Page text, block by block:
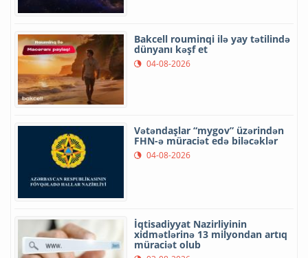
Bakcell rouminqi ilə yay tətilində
dünyanı kəşf et
04-08-2026
Vətəndaşlar “mygov” üzərindən
FHN-ə müraciət edə biləcəklər
04-08-2026
İqtisadiyyat Nazirliyinin
xidmətlərinə 13 milyondan artıq
müraciət olub